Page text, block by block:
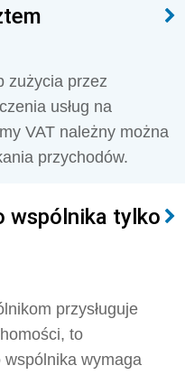
zużycia przez
usług na
VAT należny można
przychodów.
wspólnika tylko
przysługuje
to
wymaga